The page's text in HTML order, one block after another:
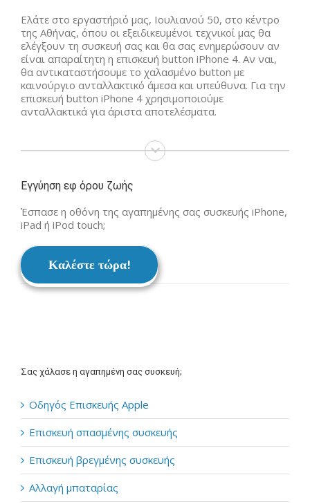
Ελάτε στο εργαστήριό μας, Ιουλιανού 50, στο κέντρο
της Αθήνας, όπου οι εξειδικευμένοι τεχνικοί μας θα
ελέγξουν τη συσκευή σας και θα σας ενημερώσουν αν
είναι απαραίτητη η επισκευή button iPhone 4. Αν ναι,
θα αντικαταστήσουμε το χαλασμένο button με
καινούργιο ανταλλακτικό άμεσα και υπεύθυνα. Για την
επισκευή button iPhone 4 χρησιμοποιούμε
ανταλλακτικά για άριστα αποτελέσματα.
Εγγύηση εφ όρου ζωής
Έσπασε η οθόνη της αγαπημένης σας συσκευής iPhone,
iPad ή iPod touch;
Καλέστε τώρα!
Σας χάλασε η αγαπημένη σας συσκευή;
Οδηγός Επισκευής Apple
Επισκευή σπασμένης συσκευής
Επισκευή βρεγμένης συσκευής
Αλλαγή μπαταρίας